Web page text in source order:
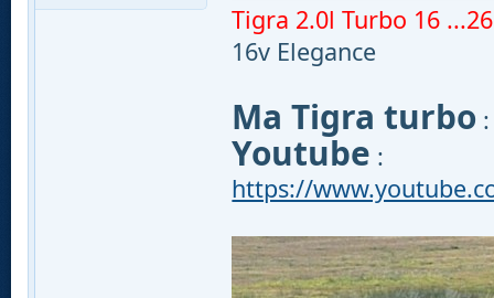
Tigra 2.0l Turbo 16
16v Elegance
Ma Tigra turbo
Youtube :
https://